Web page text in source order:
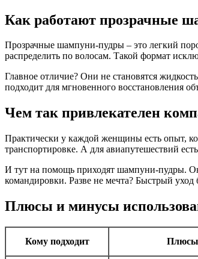
Как работают прозрачные
Прозрачные шампуни-пудры – это легкий
распределить по волосам. Такой формат
Главное отличие? Они не становятся
подходит для мгновенного восстановления
Чем так привлекателен
Практически у каждой женщины есть опыт,
транспортировке. А для авиапутешествий
И тут на помощь приходят шампуни-пудры.
командировки. Разве не мечта? Быстрый
Плюсы и минусы
Кому подходит Плюсы